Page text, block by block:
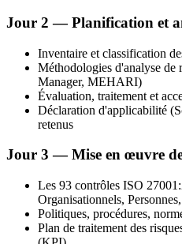
Jour 2 — Planification et
Inventaire et classification
Méthodologies d'analyse
Manager, MEHARI)
Évaluation, traitement et
Déclaration d'applicabilité
retenus
Jour 3 — Mise en œuvre
Les 93 contrôles ISO
Organisationnels,
Politiques, procédures,
Plan de traitement des